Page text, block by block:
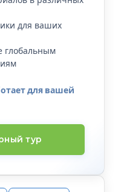
для ваших
глобальным
для вашей
тур